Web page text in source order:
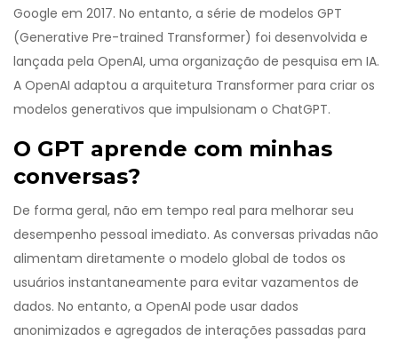
Google em 2017. No entanto, a série de modelos GPT
(Generative Pre-trained Transformer) foi desenvolvida e
lançada pela OpenAI, uma organização de pesquisa em IA.
A OpenAI adaptou a arquitetura Transformer para criar os
modelos generativos que impulsionam o ChatGPT.
O GPT aprende com minhas
conversas?
De forma geral, não em tempo real para melhorar seu
desempenho pessoal imediato. As conversas privadas não
alimentam diretamente o modelo global de todos os
usuários instantaneamente para evitar vazamentos de
dados. No entanto, a OpenAI pode usar dados
anonimizados e agregados de interações passadas para